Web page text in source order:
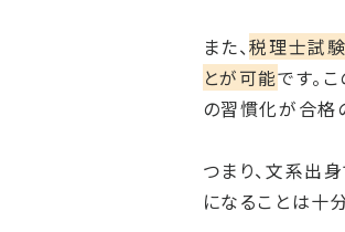
また、税理士試
とが可能です。こ
の習慣化が合格
つまり、文系出
になることは十